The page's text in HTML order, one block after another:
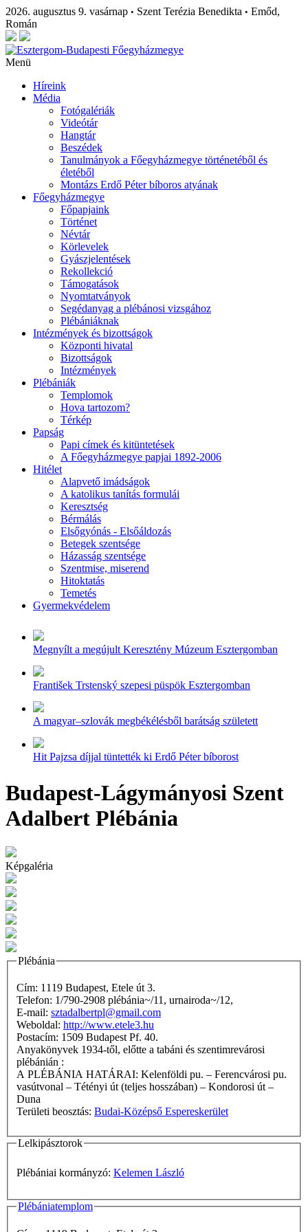
2026. augusztus 9. vasárnap • Szent Terézia Benedikta • Emőd,
Román
Menü
Híreink
Média
Fotógalériák
Videótár
Hangtár
Beszédek
Tanulmányok a Főegyházmegye történetéből és
életéből
Montázs Erdő Péter bíboros atyának
Főegyházmegye
Főpapjaink
Történet
Névtár
Körlevelek
Gyászjelentések
Rekollekció
Támogatások
Nyomtatványok
Segédanyag a plébánosi vizsgához
Plébániáknak
Intézmények és bizottságok
Központi hivatal
Bizottságok
Intézmények
Plébániák
Templomok
Hova tartozom?
Térkép
Papság
Papi címek és kitüntetések
A Főegyházmegye papjai 1892-2006
Hitélet
Alapvető imádságok
A katolikus tanítás formulái
Keresztség
Bérmálás
Elsőgyónás - Elsőáldozás
Betegek szentsége
Házasság szentsége
Szentmise, miserend
Hitoktatás
Temetés
Gyermekvédelem
Megnyílt a megújult Keresztény Múzeum Esztergomban
František Trstenský szepesi püspök Esztergomban
A magyar–szlovák megbékélésből barátság született
Hit Pajzsa díjjal tüntették ki Erdő Péter bíborost
Budapest-Lágymányosi Szent
Adalbert Plébánia
Képgaléria
Plébánia
Cím: 1119 Budapest, Etele út 3.
Telefon: 1/790-2908 plébánia~/11, urnairoda~/12,
E-mail: sztadalbertpl@gmail.com
Weboldal: http://www.etele3.hu
Postacím: 1509 Budapest Pf. 40.
Anyakönyvek 1934-től, előtte a tabáni és szentimrevárosi
plébánián :
A PLÉBÁNIA HATÁRAI: Kelenföldi pu. – Ferencvárosi pu.
vasútvonal – Tétényi út (teljes hosszában) – Kondorosi út –
Duna
Területi beosztás: Budai-Középső Espereskerület
Lelkipásztorok
Plébániai kormányzó: Kelemen László
Plébániatemplom